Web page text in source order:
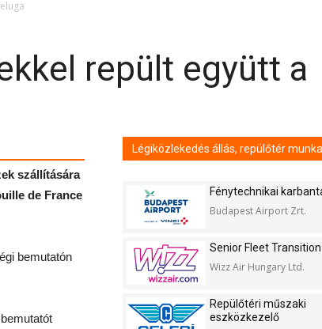
repült együtt a
szállítására
de France
bemutatón
Légiközlekedés állás, repülőtér munka
Fénytechnikai
Budapest Airport Zrt.
Senior Fleet
Wizz Air Hungary Ltd.
Repülőtéri műszaki
eszközkezelő